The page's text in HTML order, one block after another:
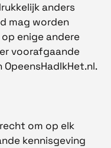
anders
mag worden
enige andere
voorafgaande
om op elk
kennisgeving